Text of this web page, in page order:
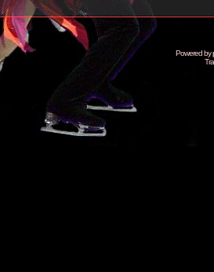
Powered by